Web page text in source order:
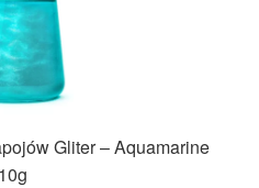
Gliter – Aquamarine
10g